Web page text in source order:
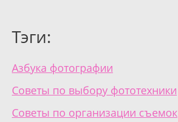
Тэги:
Азбука фотографии
Советы по выбору фототехники
Советы по организации съемок